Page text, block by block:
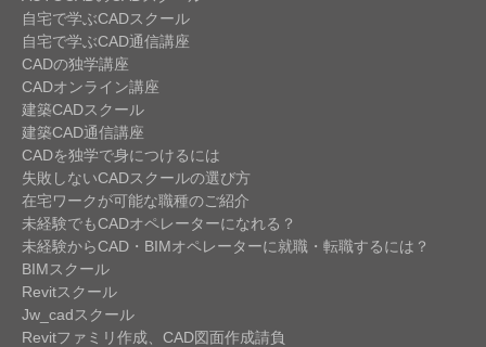
自宅で学ぶCADスクール
自宅で学ぶCAD通信講座
CADの独学講座
CADオンライン講座
建築CADスクール
建築CAD通信講座
CADを独学で身につけるには
失敗しないCADスクールの選び方
在宅ワークが可能な職種のご紹介
未経験でもCADオペレーターになれる？
未経験からCAD・BIMオペレーターに就職・転職するには？
BIMスクール
Revitスクール
Jw_cadスクール
Revitファミリ作成、CAD図面作成請負